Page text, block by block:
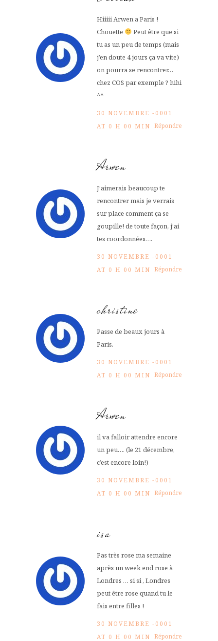
Hiiiii Arwen a Paris !
Chouette
Peut être que si
tu as un peu de temps (mais
j’en doute 4 jours ça va vite)
on pourra se rencontrer…
chez COS par exemple ? hihi
^^
30 NOVEMBRE -0001
AT 0 H 00 MIN Répondre
Arwen
J’aimerais beaucoup te
rencontrer mais je verrais
sur place comment ça se
goupille! de toute façon, j’ai
tes coordonnées….
30 NOVEMBRE -0001
AT 0 H 00 MIN Répondre
christine
Passe de beaux jours à
Paris.
30 NOVEMBRE -0001
AT 0 H 00 MIN Répondre
Arwen
il va falloir attendre encore
un peu…. (le 21 décembre,
c’est encore loin!)
30 NOVEMBRE -0001
AT 0 H 00 MIN Répondre
isa
Pas très rose ma semaine
après un week end rose à
Londres … si si , Londres
peut être rose quand tu le
fais entre filles !
30 NOVEMBRE -0001
AT 0 H 00 MIN Répondre